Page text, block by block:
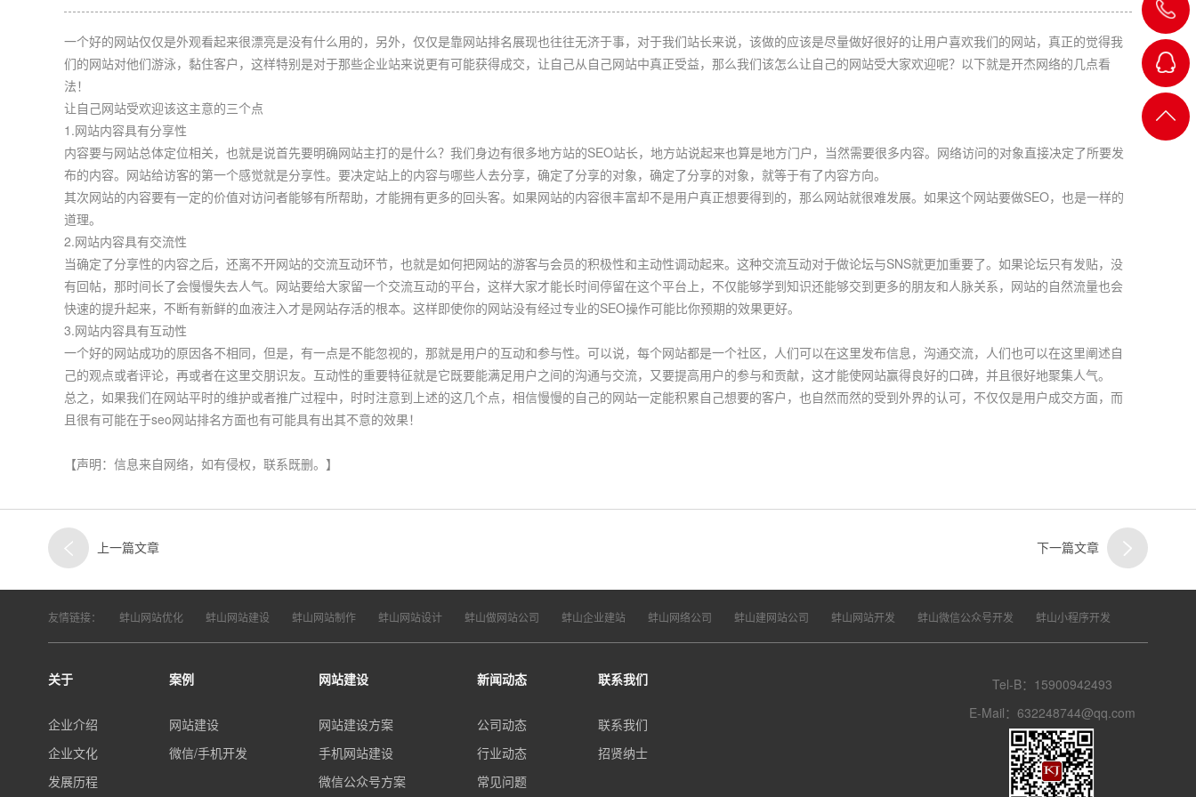
021-
客服
返回
一个好的网站仅仅是外观看起来很漂亮是没有什么用的，另外，仅仅是靠网站排名展现也往往无济于事，对于我们站长来说，该做的应该是尽量做好很好的让用户喜欢我们的网站，真正的觉得我
们的网站对他们游泳，黏住客户，这样特别是对于那些企业站来说更有可能获得成交，让自己从自己网站中真正受益，那么我们该怎么让自己的网站受大家欢迎呢？以下就是开杰网络的几点看
法！
让自己网站受欢迎该这主意的三个点
1.网站内容具有分享性
内容要与网站总体定位相关，也就是说首先要明确网站主打的是什么？我们身边有很多地方站的SEO站长，地方站说起来也算是地方门户，当然需要很多内容。网络访问的对象直接决定了所要发
布的内容。网站给访客的第一个感觉就是分享性。要决定站上的内容与哪些人去分享，确定了分享的对象，确定了分享的对象，就等于有了内容方向。
其次网站的内容要有一定的价值对访问者能够有所帮助，才能拥有更多的回头客。如果网站的内容很丰富却不是用户真正想要得到的，那么网站就很难发展。如果这个网站要做SEO，也是一样的
道理。
2.网站内容具有交流性
当确定了分享性的内容之后，还离不开网站的交流互动环节，也就是如何把网站的游客与会员的积极性和主动性调动起来。这种交流互动对于做论坛与SNS就更加重要了。如果论坛只有发贴，没
有回帖，那时间长了会慢慢失去人气。网站要给大家留一个交流互动的平台，这样大家才能长时间停留在这个平台上，不仅能够学到知识还能够交到更多的朋友和人脉关系，网站的自然流量也会
快速的提升起来，不断有新鲜的血液注入才是网站存活的根本。这样即使你的网站没有经过专业的SEO操作可能比你预期的效果更好。
3.网站内容具有互动性
一个好的网站成功的原因各不相同，但是，有一点是不能忽视的，那就是用户的互动和参与性。可以说，每个网站都是一个社区，人们可以在这里发布信息，沟通交流，人们也可以在这里阐述自
己的观点或者评论，再或者在这里交朋识友。互动性的重要特征就是它既要能满足用户之间的沟通与交流，又要提高用户的参与和贡献，这才能使网站赢得良好的口碑，并且很好地聚集人气。
总之，如果我们在网站平时的维护或者推广过程中，时时注意到上述的这几个点，相信慢慢的自己的网站一定能积累自己想要的客户，也自然而然的受到外界的认可，不仅仅是用户成交方面，而
且很有可能在于seo网站排名方面也有可能具有出其不意的效果！
【声明：信息来自网络，如有侵权，联系既删。】
上一篇文章 下一篇文章
友情链接： 蚌山网站优化 蚌山网站建设 蚌山网站制作 蚌山网站设计 蚌山做网站公司 蚌山企业建站 蚌山网络公司 蚌山建网站公司 蚌山网站开发 蚌山微信公众号开发 蚌山小程序开发
关于
企业介绍
企业文化
发展历程
案例
网站建设
微信/手机开发
网站建设
网站建设方案
手机网站建设
微信公众号方案
新闻动态
公司动态
行业动态
常见问题
联系我们
联系我们
招贤纳士
Tel-B：15900942493
E-Mail：632248744@qq.com